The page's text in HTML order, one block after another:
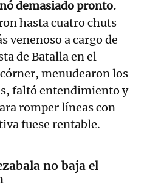
demasiado pronto.
hasta cuatro chuts
venenoso a cargo de
de Batalla en el
menudearon los
faltó entendimiento y
romper líneas con
fuese rentable.
no baja el